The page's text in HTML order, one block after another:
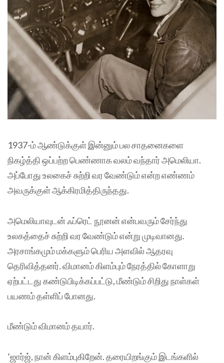
1937-ம் ஆண்டுக்குள் இன்னும் பல சாதனைகளை
நிகழ்த்தி ஒப்பற்ற பெண்ணாக வலம் வந்தார் அமெலியா.
அப்போது உலகைச் சுற்றி வர வேண்டும் என்ற எண்ணம்
அவருக்குள் ஆக்கிரமித்திருந்தது.
அமெலியாவுடன் ஃப்ரெட் நூனன் என்பவரும் சேர்ந்து
உலகத்தைச் சுற்றி வர வேண்டும் என்று முடிவானது.
அரசாங்கமும் மக்களும் பெரிய அளவில் ஆதரவு
தெரிவித்தனர். விமானம் கிளம்பும் நேரத்தில் கோளாறு
ஏற்பட்டது கண்டுபிடிக்கப்பட்டு, மீண்டும் சிறிது நாள்கள்
பயணம் தள்ளிப் போனது.
மீண்டும் விமானம் தயார்.
’ஜார்ஜ், நான் கிளம்புகிறேன். தரையிறங்கும் இடங்களில்